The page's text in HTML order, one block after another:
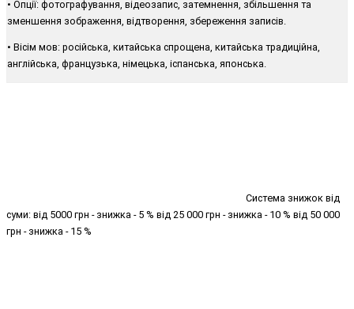
• Опції: фотографування, відеозапис, затемнення, збільшення та
зменшення зображення, відтворення, збереження записів.
• Вісім мов: російська, китайська спрощена, китайська традиційна,
англійська, французька, німецька, іспанська, японська.
Система знижок від
суми: від 5000 грн - знижка - 5 % від 25 000 грн - знижка - 10 % від 50 000
грн - знижка - 15 %